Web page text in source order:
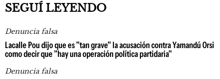
SEGUÍ LEYENDO
Denuncia falsa
Lacalle Pou dijo que es "tan grave" la acusación contra Yamandú Orsi
como decir que "hay una operación política partidaria"
Denuncia falsa